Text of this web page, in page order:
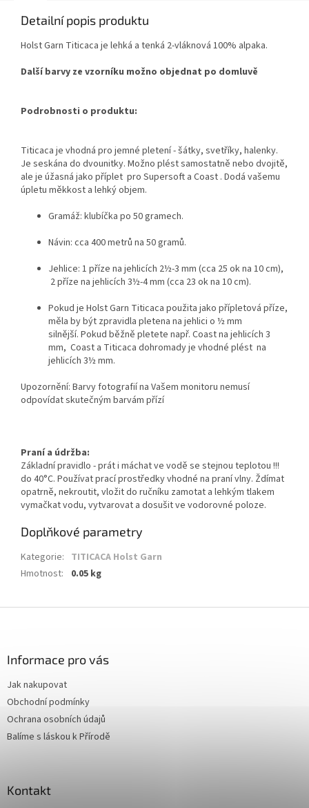
Detailní popis produktu
Holst Garn Titicaca je lehká a tenká 2-vláknová 100% alpaka.
Další barvy ze vzorníku možno objednat po domluvě
Podrobnosti o produktu:
Titicaca je vhodná pro jemné pletení - šátky, svetříky, halenky.
Je seskána do dvounitky. Možno plést samostatně nebo dvojitě,
ale je úžasná jako příplet pro Supersoft a Coast . Dodá vašemu
úpletu měkkost a lehký objem.
Gramáž: klubíčka po 50 gramech.
Návin: cca 400 metrů na 50 gramů.
Jehlice: 1 příze na jehlicích 2½-3 mm (cca 25 ok na 10 cm),
2 příze na jehlicích 3½-4 mm (cca 23 ok na 10 cm).
Pokud je Holst Garn Titicaca použita jako přípletová příze,
měla by být zpravidla pletena na jehlici o ½ mm
silnější. Pokud běžně pletete např. Coast na jehlicích 3
mm, Coast a Titicaca dohromady je vhodné plést na
jehlicích 3½ mm.
Upozornění: Barvy fotografií na Vašem monitoru nemusí
odpovídat skutečným barvám přízí
Praní a údržba:
Základní pravidlo - prát i máchat ve vodě se stejnou teplotou !!!
do 40°C. Používat prací prostředky vhodné na praní vlny. Ždímat
opatrně, nekroutit, vložit do ručníku zamotat a lehkým tlakem
vymačkat vodu, vytvarovat a dosušit ve vodorovné poloze.
Doplňkové parametry
Kategorie: TITICACA Holst Garn
Hmotnost: 0.05 kg
Informace pro vás
Jak nakupovat
Obchodní podmínky
Ochrana osobních údajů
Balíme s láskou k Přírodě
Kontakt